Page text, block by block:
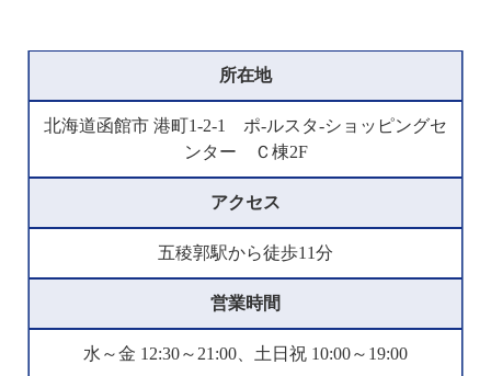
所在地
北海道函館市 港町1-2-1 ポ-ルスタ-ショッピングセ
ンター Ｃ棟2F
アクセス
五稜郭駅から徒歩11分
営業時間
水～金 12:30～21:00、土日祝 10:00～19:00